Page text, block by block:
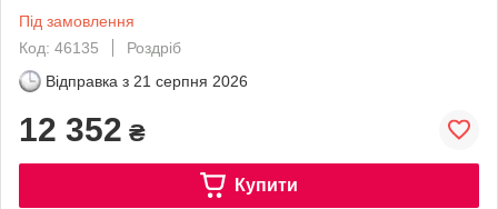
Під замовлення
Код: 46135
Роздріб
Відправка з 21 серпня 2026
12 352 ₴
Купити